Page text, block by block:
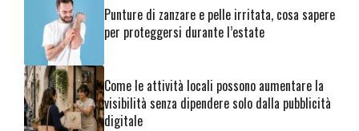
Punture di zanzare e pelle irritata, cosa sapere
per proteggersi durante l’estate
Come le attività locali possono aumentare la
visibilità senza dipendere solo dalla pubblicità
digitale